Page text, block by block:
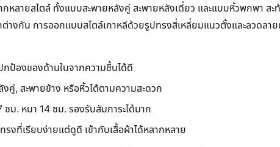
หลายสไตล์ ทั้งแบบสะพายหลังคู่ สะพายหลังเดี่ยว และแบบหิ้วพกพา ส
กัน การออกแบบสไตล์เกาหลีด้วยรูปทรงสี่เหลี่ยมแนวตั้งและลวดลา
ป้องของด้านในจากความชื้นได้ดี
คู่, สะพายข้าง หรือหิ้วได้ตามความสะดวก
ม. หนา 14 ซม. รองรับสัมภาระได้มาก
งที่เรียบง่ายแต่ดูดี เข้ากับเสื้อผ้าได้หลากหลาย